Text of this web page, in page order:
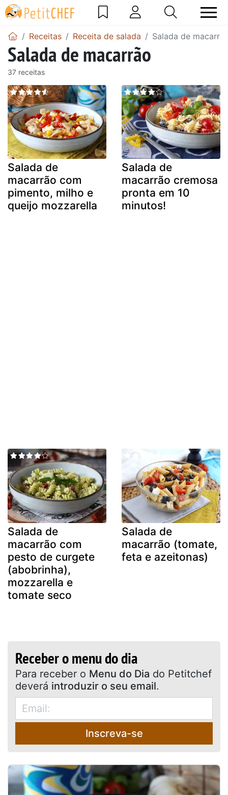
Receitas Receita de salada Salada de
Salada de macarrão
37 receitas
Salada de
macarrão com
pimento, milho e
queijo mozzarella
Salada de
macarrão cremosa
pronta em 10
minutos!
Salada de
macarrão com
pesto de curgete
(abobrinha),
mozzarella e
tomate seco
Salada de
macarrão (tomate,
feta e azeitonas)
Receber o menu do dia
Para receber o Menu do Dia do Petitchef
deverá introduzir o seu email.
Inscreva-se